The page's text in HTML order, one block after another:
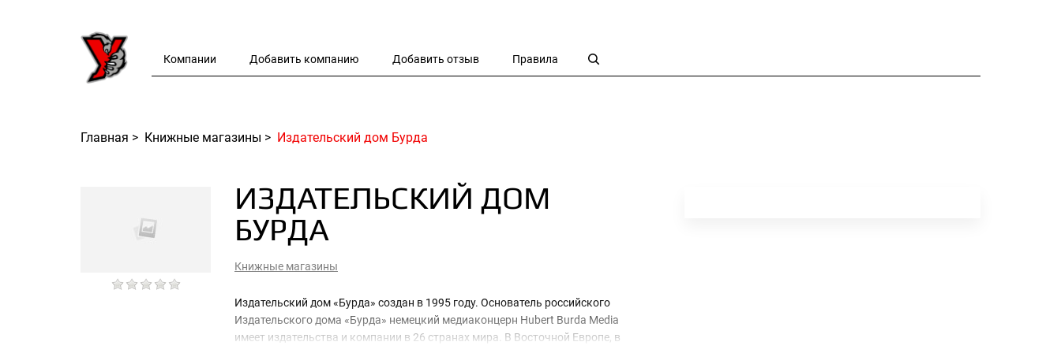
Компании Добавить компанию Добавить отзыв Правила
Главная > Книжные магазины > Издательский дом Бурда
ИЗДАТЕЛЬСКИЙ ДОМ
БУРДА
Книжные магазины
Издательский дом «Бурда» создан в 1995 году. Основатель российского
Издательского дома «Бурда» немецкий медиаконцерн Hubert Burda Media
имеет издательства и компании в 26 странах мира. В Восточной Европе, в